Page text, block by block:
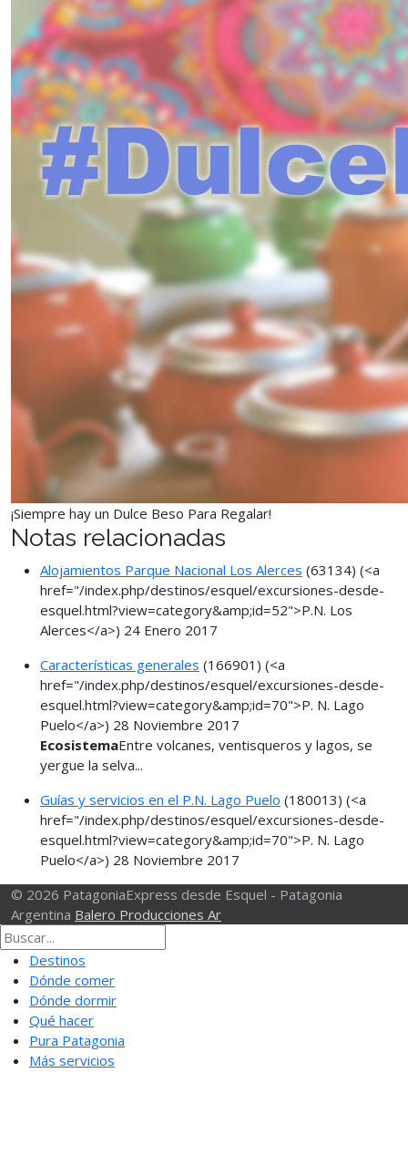
¡Siempre hay un Dulce Beso Para Regalar!
Notas relacionadas
Alojamientos Parque Nacional Los Alerces (63134) (<a
href="/index.php/destinos/esquel/excursiones-desde-
esquel.html?view=category&amp;id=52">P.N. Los
Alerces</a>) 24 Enero 2017
Características generales (166901) (<a
href="/index.php/destinos/esquel/excursiones-desde-
esquel.html?view=category&amp;id=70">P. N. Lago
Puelo</a>) 28 Noviembre 2017
EcosistemaEntre volcanes, ventisqueros y lagos, se
yergue la selva...
Guías y servicios en el P.N. Lago Puelo (180013) (<a
href="/index.php/destinos/esquel/excursiones-desde-
esquel.html?view=category&amp;id=70">P. N. Lago
Puelo</a>) 28 Noviembre 2017
© 2026 PatagoniaExpress desde Esquel - Patagonia
Argentina Balero Producciones Ar
Destinos
Dónde comer
Dónde dormir
Qué hacer
Pura Patagonia
Más servicios